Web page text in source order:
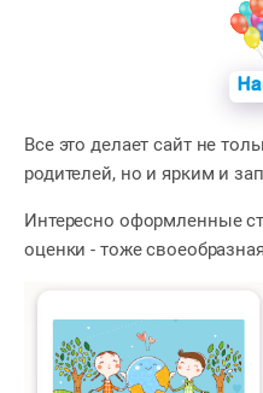
Все это делает сайт не
родителей, но и ярким и
Интересно оформленные
оценки - тоже